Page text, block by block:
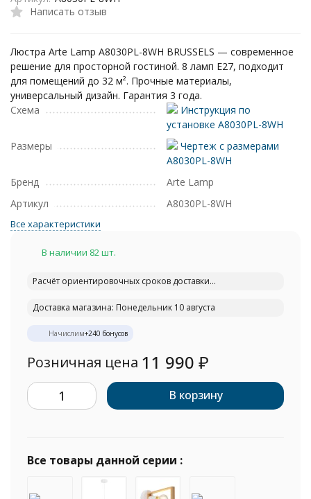
Написать отзыв
Люстра Arte Lamp A8030PL-8WH BRUSSELS — современное
решение для просторной гостиной. 8 ламп E27, подходит
для помещений до 32 м². Прочные материалы,
универсальный дизайн. Гарантия 3 года.
Схема
Инструкция по
установке A8030PL-8WH
Размеры
Чертеж с размерами
A8030PL-8WH
Бренд
Arte Lamp
Артикул
A8030PL-8WH
Все характеристики
В наличии 82 шт.
Расчёт ориентировочных сроков доставки...
Доставка магазина: Понедельник 10 августа
Начислим+240 бонусов
Розничная цена 11 990 ₽
В корзину
Все товары данной серии :